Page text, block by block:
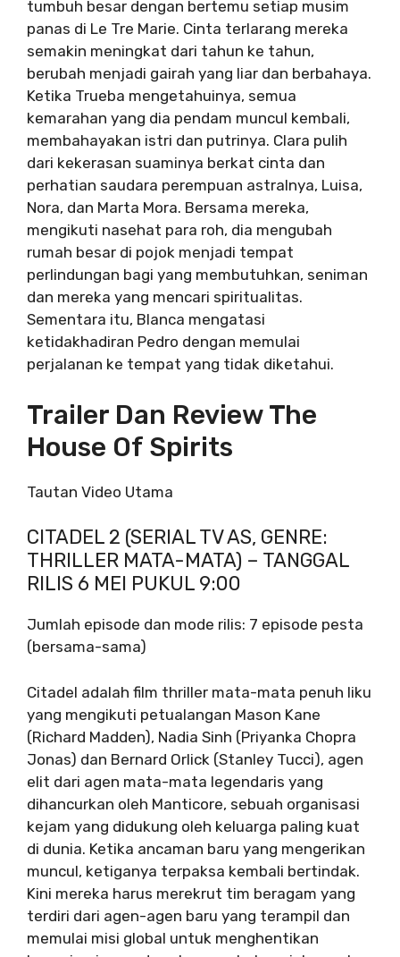
tumbuh besar dengan bertemu setiap musim
panas di Le Tre Marie. Cinta terlarang mereka
semakin meningkat dari tahun ke tahun,
berubah menjadi gairah yang liar dan berbahaya.
Ketika Trueba mengetahuinya, semua
kemarahan yang dia pendam muncul kembali,
membahayakan istri dan putrinya. Clara pulih
dari kekerasan suaminya berkat cinta dan
perhatian saudara perempuan astralnya, Luisa,
Nora, dan Marta Mora. Bersama mereka,
mengikuti nasehat para roh, dia mengubah
rumah besar di pojok menjadi tempat
perlindungan bagi yang membutuhkan, seniman
dan mereka yang mencari spiritualitas.
Sementara itu, Blanca mengatasi
ketidakhadiran Pedro dengan memulai
perjalanan ke tempat yang tidak diketahui.
Trailer Dan Review The
House Of Spirits
Tautan Video Utama
CITADEL 2 (SERIAL TV AS, GENRE:
THRILLER MATA-MATA) – TANGGAL
RILIS 6 MEI PUKUL 9:00
Jumlah episode dan mode rilis: 7 episode pesta
(bersama-sama)
Citadel adalah film thriller mata-mata penuh liku
yang mengikuti petualangan Mason Kane
(Richard Madden), Nadia Sinh (Priyanka Chopra
Jonas) dan Bernard Orlick (Stanley Tucci), agen
elit dari agen mata-mata legendaris yang
dihancurkan oleh Manticore, sebuah organisasi
kejam yang didukung oleh keluarga paling kuat
di dunia. Ketika ancaman baru yang mengerikan
muncul, ketiganya terpaksa kembali bertindak.
Kini mereka harus merekrut tim beragam yang
terdiri dari agen-agen baru yang terampil dan
memulai misi global untuk menghentikan